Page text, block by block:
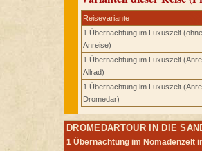
Reisevariante
1 Übernachtung im Luxuszelt (ohne
Anreise)
1 Übernachtung im Luxuszelt
Allrad)
1 Übernachtung im Luxuszelt
Dromedar)
DROMEDARTOUR IN DIE
1 Übernachtung im Nomadenzelt